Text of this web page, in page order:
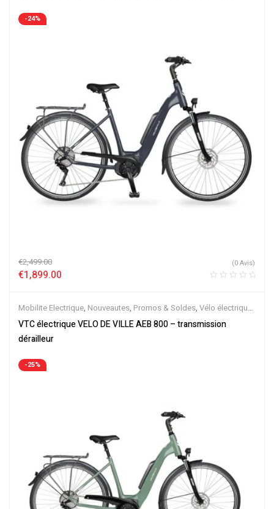
-24%
€2,499.00
€1,899.00
(0 Avis)
Mobilite Electrique, Nouveautes, Promos & Soldes, Vélo électrique
ville,Velos Electriques,VTC Electrique
VTC électrique VELO DE VILLE AEB 800 – transmission
dérailleur
-25%